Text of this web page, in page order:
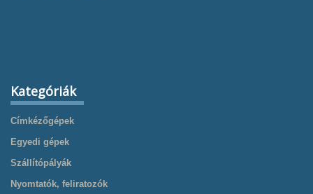
Kategóriák
Címkézőgépek
Egyedi gépek
Szállítópályák
Nyomtatók, feliratozók